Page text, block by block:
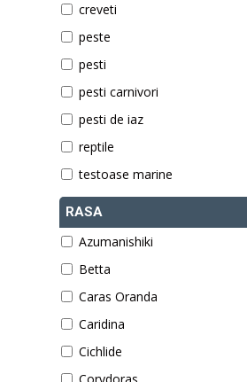
creveti
peste
pesti
pesti carnivori
pesti de iaz
reptile
testoase marine
RASA
Azumanishiki
Betta
Caras Oranda
Caridina
Cichlide